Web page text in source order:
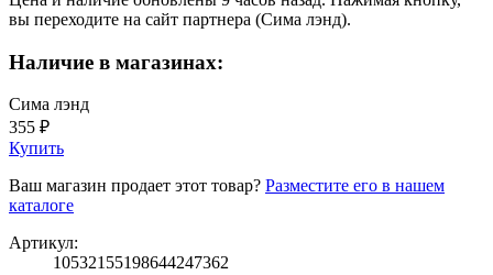
вы переходите на сайт партнера (Сима лэнд).
Наличие в магазинах:
Сима лэнд
355 ₽
Купить
Ваш магазин продает этот товар? Разместите его в нашем
каталоге
Артикул:
10532155198644247362